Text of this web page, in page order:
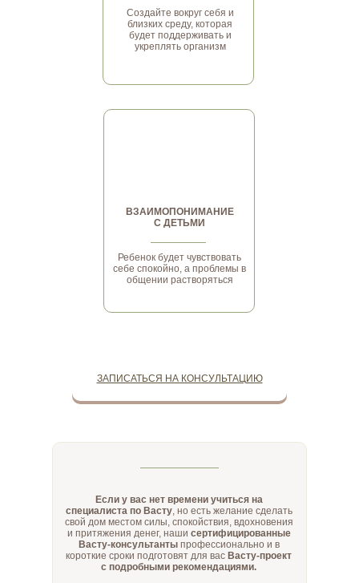
Ребенок будет чувствовать
себе спокойно, а проблемы в
общении растворяться
ВЗАИМОПОНИМАНИЕ
С ДЕТЬМИ
Создайте вокруг себя и
близких среду, которая
будет поддерживать и
укреплять организм
ЗАПИСАТЬСЯ НА КОНСУЛЬТАЦИЮ
Если у вас нет времени учиться на
специалиста по Васту, но есть желание сделать
свой дом местом силы, спокойствия, вдохновения
и притяжения денег, наши сертифицированные
Васту-консультанты профессионально и в
короткие сроки подготовят для вас Васту-проект
с подробными рекомендациями.